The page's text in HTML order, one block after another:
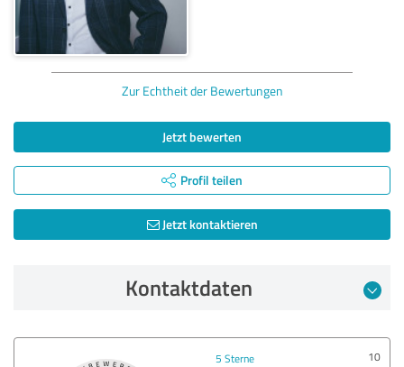
Zur Echtheit der Bewertungen
Jetzt bewerten
Profil teilen
Jetzt kontaktieren
Kontaktdaten
5 Sterne
10